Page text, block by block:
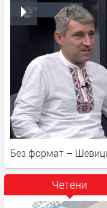
Без формат –
Четени